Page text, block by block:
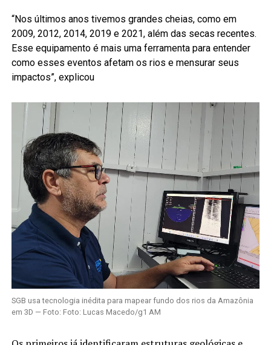
“Nos últimos anos tivemos grandes cheias, como em
2009, 2012, 2014, 2019 e 2021, além das secas recentes.
Esse equipamento é mais uma ferramenta para entender
como esses eventos afetam os rios e mensurar seus
impactos”, explicou
SGB usa tecnologia inédita para mapear fundo dos rios da Amazônia
em 3D — Foto: Foto: Lucas Macedo/g1 AM